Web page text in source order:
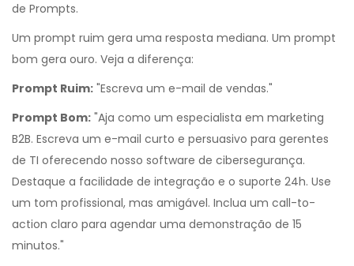
de Prompts.
Um prompt ruim gera uma resposta mediana. Um prompt
bom gera ouro. Veja a diferença:
Prompt Ruim: "Escreva um e-mail de vendas."
Prompt Bom: "Aja como um especialista em marketing
B2B. Escreva um e-mail curto e persuasivo para gerentes
de TI oferecendo nosso software de cibersegurança.
Destaque a facilidade de integração e o suporte 24h. Use
um tom profissional, mas amigável. Inclua um call-to-
action claro para agendar uma demonstração de 15
minutos."